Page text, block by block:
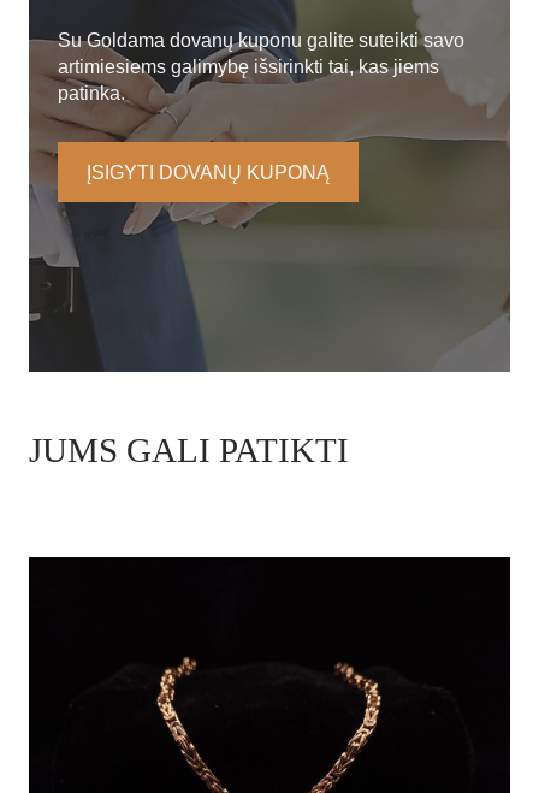
Su Goldama dovanų kuponu galite suteikti savo
artimiesiems galimybę išsirinkti tai, kas jiems
patinka.
ĮSIGYTI DOVANŲ KUPONĄ
JUMS GALI PATIKTI